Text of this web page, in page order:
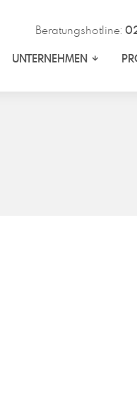
Beratungshotline:
UNTERNEHMEN